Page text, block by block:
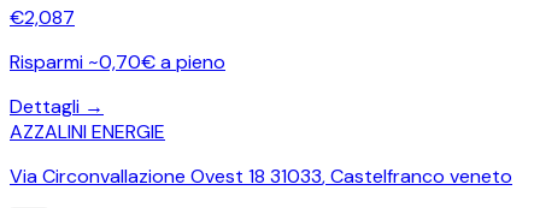
€2,087
Risparmi ~0,70€ a pieno
Dettagli →
AZZALINI ENERGIE
Via Circonvallazione Ovest 18 31033,Castelfranco veneto